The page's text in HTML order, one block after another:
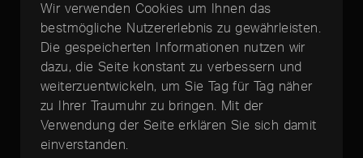
DIE BESTE ZEIT IST JETZT:
Rolex Day-Date
Wir verwenden Cookies um Ihnen das
bestmögliche Nutzererlebnis zu gewährleisten.
Die gespeicherten Informationen nutzen wir
dazu, die Seite konstant zu verbessern und
weiterzuentwickeln, um Sie Tag für Tag näher
zu Ihrer Traumuhr zu bringen. Mit der
Verwendung der Seite erklären Sie sich damit
einverstanden.